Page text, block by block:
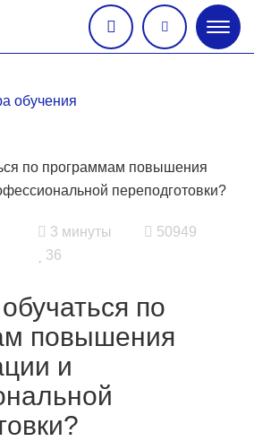
меню
обучения
3 минуты
50949
36
по
повышения
и